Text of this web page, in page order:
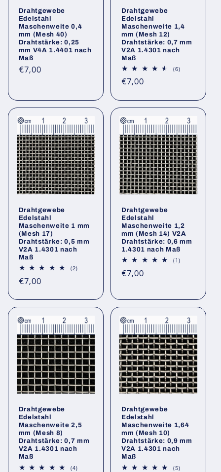
Drahtgewebe
Edelstahl
Maschenweite 0,4
mm (Mesh 40)
Drahtstärke: 0,25
mm V4A 1.4401 nach
Maß
Normaler
€7,00
Drahtgewebe
Edelstahl
Maschenweite 1,4
mm (Mesh 12)
Drahtstärke: 0,7 mm
V2A 1.4301 nach
Maß
(6)6
Normaler
€7,00
Drahtgewebe
Edelstahl
Maschenweite 1 mm
(Mesh 17)
Drahtstärke: 0,5 mm
V2A 1.4301 nach
Maß
(2)2
Normaler
€7,00
Drahtgewebe
Edelstahl
Maschenweite 1,2
mm (Mesh 14) V2A
Drahtstärke: 0,6 mm
1.4301 nach Maß
(1)1
Normaler
€7,00
Drahtgewebe
Edelstahl
Maschenweite 2,5
mm (Mesh 8)
Drahtstärke: 0,7 mm
V2A 1.4301 nach
Maß
(4)4
Drahtgewebe
Edelstahl
Maschenweite 1,64
mm (Mesh 10)
Drahtstärke: 0,9 mm
V2A 1.4301 nach
Maß
(5)5